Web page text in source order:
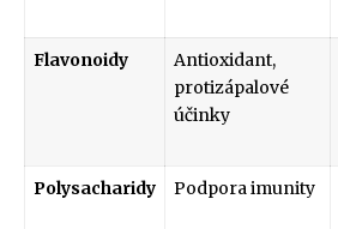
Flavonoidy
Antioxidant,
protizápalové
účinky
Polysacharidy Podpora imunity